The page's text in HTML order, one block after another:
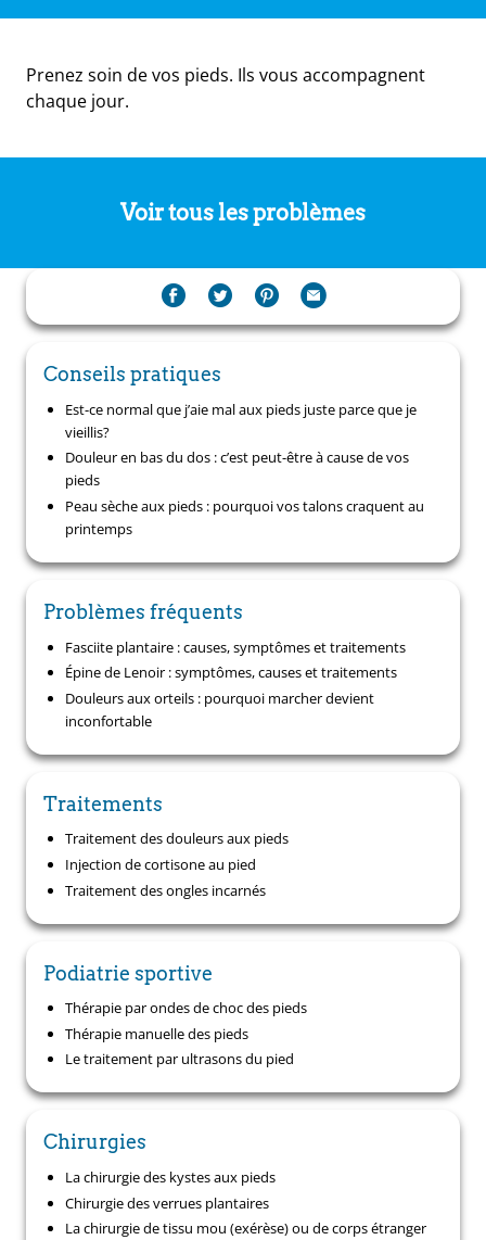
Prenez soin de vos pieds. Ils vous accompagnent
chaque jour.
Voir tous les problèmes
Conseils pratiques
Est-ce normal que j’aie mal aux pieds juste parce que je
vieillis?
Douleur en bas du dos : c’est peut-être à cause de vos
pieds
Peau sèche aux pieds : pourquoi vos talons craquent au
printemps
Problèmes fréquents
Fasciite plantaire : causes, symptômes et traitements
Épine de Lenoir : symptômes, causes et traitements
Douleurs aux orteils : pourquoi marcher devient
inconfortable
Traitements
Traitement des douleurs aux pieds
Injection de cortisone au pied
Traitement des ongles incarnés
Podiatrie sportive
Thérapie par ondes de choc des pieds
Thérapie manuelle des pieds
Le traitement par ultrasons du pied
Chirurgies
La chirurgie des kystes aux pieds
Chirurgie des verrues plantaires
La chirurgie de tissu mou (exérèse) ou de corps étranger